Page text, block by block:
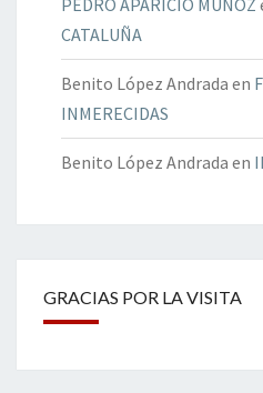
PEDRO APARICIO MUÑOZ
CATALUÑA
Benito López Andrada en
INMERECIDAS
Benito López Andrada en
GRACIAS POR LA VISITA